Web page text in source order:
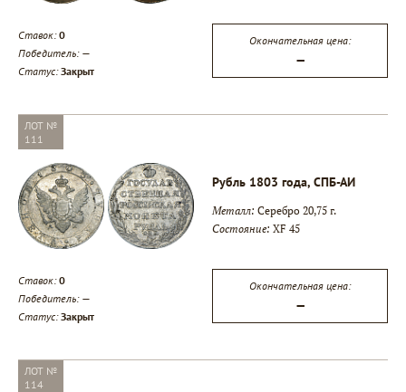
Ставок:0
Победитель: —
Статус:Закрыт
Окончательная цена:
—
ЛОТ №
111
Рубль 1803 года, СПБ-АИ
Металл: Серебро 20,75 г.
Состояние: XF 45
Ставок:0
Победитель: —
Статус:Закрыт
Окончательная цена:
—
ЛОТ №
114